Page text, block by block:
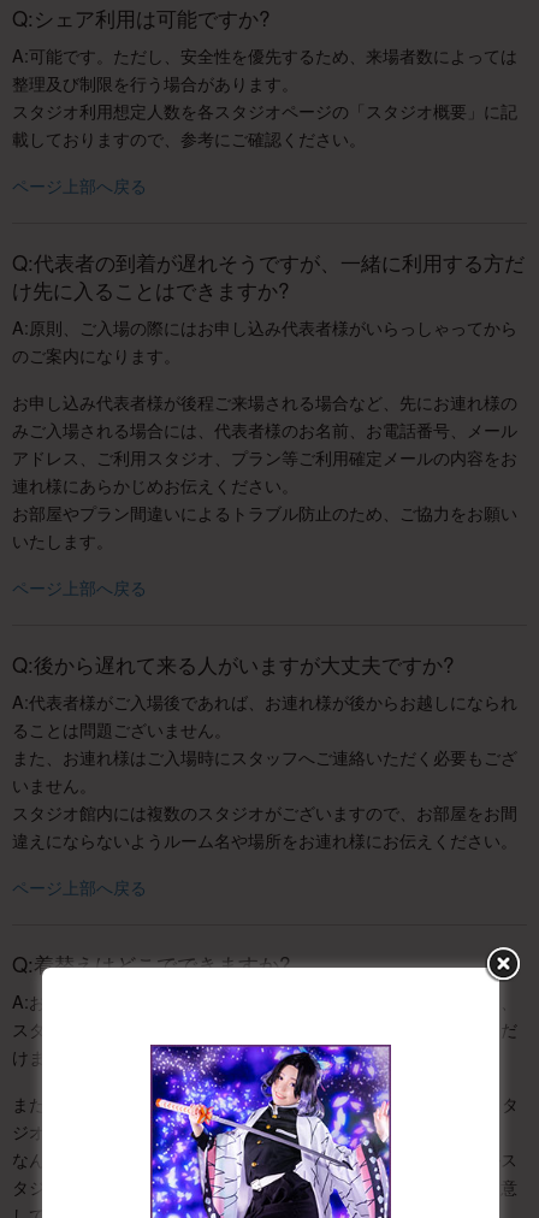
Q:シェア利用は可能ですか?
A:可能です。ただし、安全性を優先するため、来場者数によっては
整理及び制限を行う場合があります。
スタジオ利用想定人数を各スタジオページの「スタジオ概要」に記
載しておりますので、参考にご確認ください。
ページ上部へ戻る
Q:代表者の到着が遅れそうですが、一緒に利用する方だ
け先に入ることはできますか?
A:原則、ご入場の際にはお申し込み代表者様がいらっしゃってから
のご案内になります。
お申し込み代表者様が後程ご来場される場合など、先にお連れ様の
みご入場される場合には、代表者様のお名前、お電話番号、メール
アドレス、ご利用スタジオ、プラン等ご利用確定メールの内容をお
連れ様にあらかじめお伝えください。
お部屋やプラン間違いによるトラブル防止のため、ご協力をお願い
いたします。
ページ上部へ戻る
Q:後から遅れて来る人がいますが大丈夫ですか?
A:代表者様がご入場後であれば、お連れ様が後からお越しになられ
ることは問題ございません。
また、お連れ様はご入場時にスタッフへご連絡いただく必要もござ
いません。
スタジオ館内には複数のスタジオがございますので、お部屋をお間
違えにならないようルーム名や場所をお連れ様にお伝えください。
ページ上部へ戻る
Q:着替えはどこでできますか?
A:お着替えはスタジオ内で行っていただきます。廃墟スタジオは、
スタジオ内にブルーシートがございますのでそちらを敷いていただ
けます。
また、新大阪店、大阪平野店は別途オプションのVIP更衣室(各スタ
ジオ1部屋)がございます。
なんば桜川店ファーストスタジオ内には専用更衣室を、シンプルス
タジオ内にはお着替えにも利用いただけるフリースペースをご用意